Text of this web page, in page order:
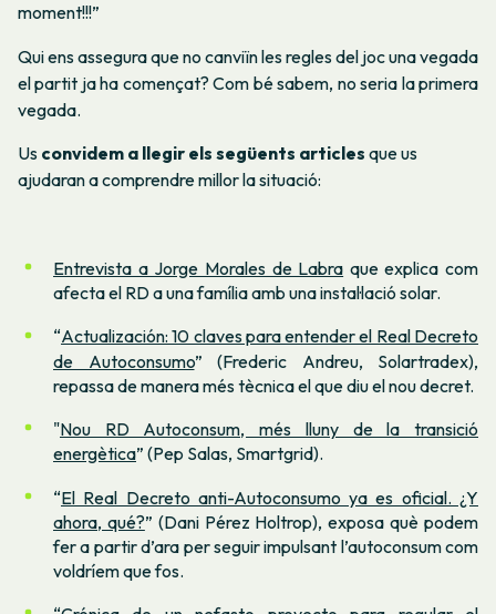
moment!!!”
Qui ens assegura que no canviïn les regles del joc una vegada
el partit ja ha començat? Com bé sabem, no seria la primera
vegada.
Us convidem a llegir els següents articles que us
ajudaran a comprendre millor la situació:
Entrevista a Jorge Morales de Labra que explica com
afecta el RD a una família amb una instal·lació solar.
“Actualización: 10 claves para entender el Real Decreto
de Autoconsumo” (Frederic Andreu, Solartradex),
repassa de manera més tècnica el que diu el nou decret.
"Nou RD Autoconsum, més lluny de la transició
energètica” (Pep Salas, Smartgrid).
“El Real Decreto anti-Autoconsumo ya es oficial. ¿Y
ahora, qué?” (Dani Pérez Holtrop), exposa què podem
fer a partir d’ara per seguir impulsant l’autoconsum com
voldríem que fos.